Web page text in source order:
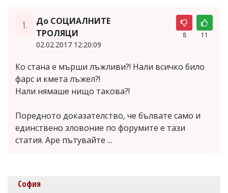
1.
До СОЦИАЛНИТЕ
ТРОЛЯЦИ
02.02.2017 12:20:09
8 11
Ко стана е мърши лъжливи?! Нали всичко било
фарс и кмета лъжел?!
Нали нямаше нищо такова?!
Поредното доказателство, че бълвате само и
единствено зловоние по форумите е тази
статия. Аре пътувайте ...
София